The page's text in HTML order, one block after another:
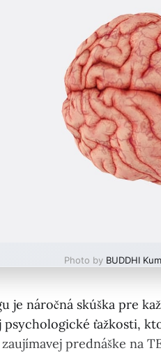
Photo by BUDDHI
je náročná skúška pre
psychologické ťažkosti,
prednáške na